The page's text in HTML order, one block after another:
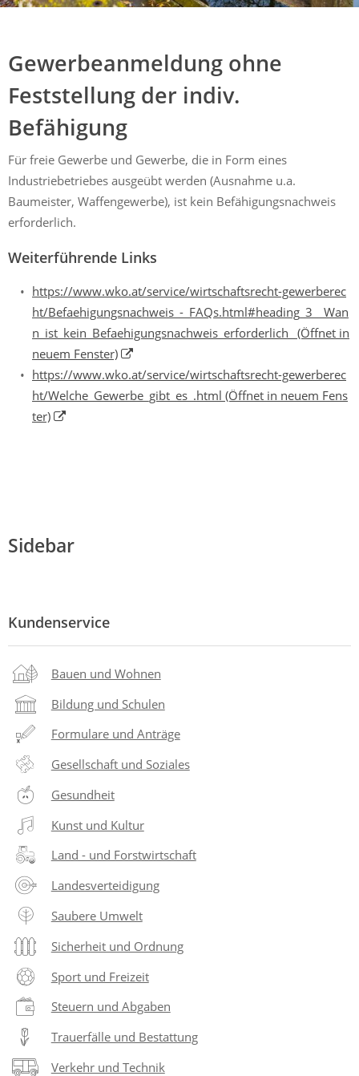
Gewerbeanmeldung ohne
Feststellung der indiv.
Befähigung
Für freie Gewerbe und Gewerbe, die in Form eines
Industriebetriebes ausgeübt werden (Ausnahme u.a.
Baumeister, Waffengewerbe), ist kein Befähigungsnachweis
erforderlich.
Weiterführende Links
https://www.wko.at/service/wirtschaftsrecht-gewerberec
ht/Befaehigungsnachweis_-_FAQs.html#heading_3__Wan
n_ist_kein_Befaehigungsnachweis_erforderlich_ (Öffnet in
neuem Fenster)
https://www.wko.at/service/wirtschaftsrecht-gewerberec
ht/Welche_Gewerbe_gibt_es_.html (Öffnet in neuem Fens
ter)
Sidebar
Kundenservice
Bauen und Wohnen
Bildung und Schulen
Formulare und Anträge
Gesellschaft und Soziales
Gesundheit
Kunst und Kultur
Land - und Forstwirtschaft
Landesverteidigung
Saubere Umwelt
Sicherheit und Ordnung
Sport und Freizeit
Steuern und Abgaben
Trauerfälle und Bestattung
Verkehr und Technik